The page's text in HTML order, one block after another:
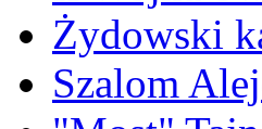
Żydowski
Szalom